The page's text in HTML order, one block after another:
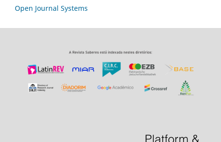
Open Journal Systems